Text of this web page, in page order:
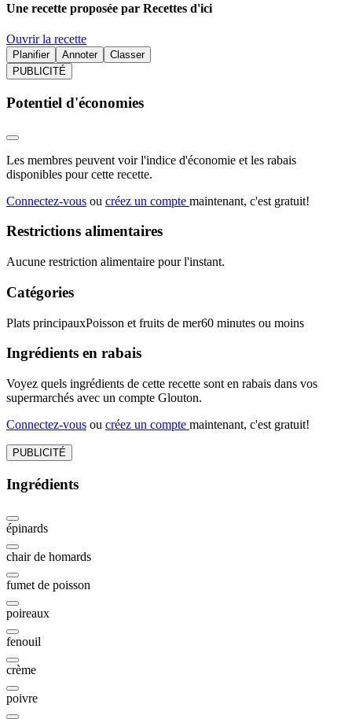
Une recette proposée par Recettes d'ici
Ouvrir la recette
Planifier Annoter
Classer
PUBLICITÉ
Potentiel d'économies
Les membres peuvent voir l'indice d'économie et les rabais
disponibles pour cette recette.
Connectez-vous ou créez un compte maintenant, c'est gratuit!
Restrictions alimentaires
Aucune restriction alimentaire pour l'instant.
Catégories
Plats principauxPoisson et fruits de mer60 minutes ou moins
Ingrédients en rabais
Voyez quels ingrédients de cette recette sont en rabais dans vos
supermarchés avec un compte Glouton.
Connectez-vous ou créez un compte maintenant, c'est gratuit!
PUBLICITÉ
Ingrédients
épinards
chair de homards
fumet de poisson
poireaux
fenouil
crème
poivre